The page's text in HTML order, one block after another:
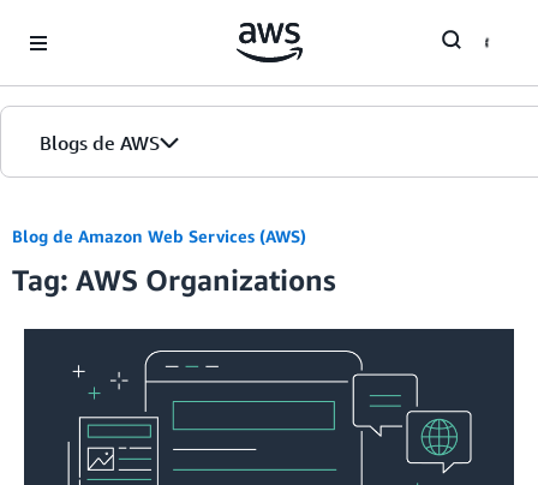
Blogs de AWS
Inicio
Ediciones
Blog de Amazon Web Services (AWS)
Tag: AWS Organizations